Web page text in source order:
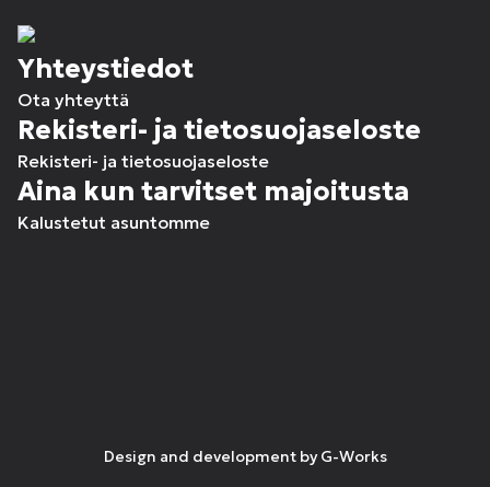
Yhteystiedot
Ota yhteyttä
Rekisteri- ja tietosuojaseloste
Rekisteri- ja tietosuojaseloste
Aina kun tarvitset majoitusta
Kalustetut asuntomme
Design and development by G-Works